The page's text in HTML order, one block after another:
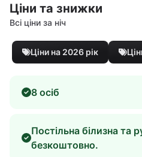
Ціни та знижки
Всі ціни за ніч
Ціни на 2026 рік
8 осіб
Постільна білизна та
безкоштовно.